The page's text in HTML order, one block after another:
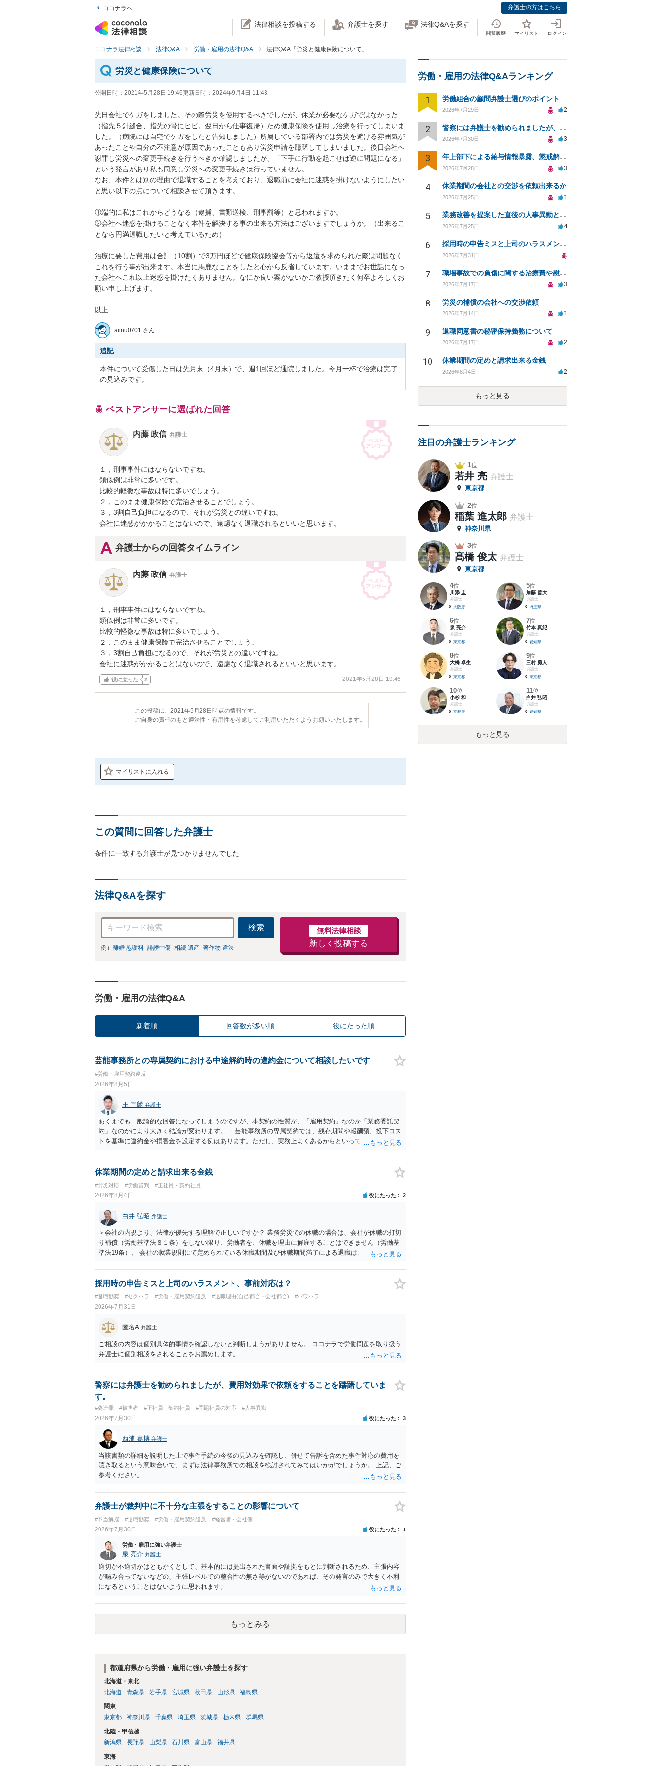
ココナラへ 弁護士の方はこちら
法律相談を投稿する 弁護士を探す 法律Q&Aを探す
閲覧履歴 マイリスト ログイン
ココナラ法律相談 法律Q&A 労働・雇用の法律Q&A 法律Q&A「労災と健康保険について」
労災と健康保険について
公開日時： 2021年5月28日 19:46更新日時： 2024年9月4日 11:43
先日会社でケガをしました。その際労災を使用するべきでしたが、休業が必要なケガではなかった
（指先５針縫合、指先の骨にヒビ。翌日から仕事復帰）ため健康保険を使用し治療を行ってしまいま
した。（病院には自宅でケガをしたと告知しました）所属している部署内では労災を避ける雰囲気が
あったことや自分の不注意が原因であったこともあり労災申請を躊躇してしまいました。後日会社へ
謝罪し労災への変更手続きを行うべきか確認しましたが、「下手に行動を起こせば逆に問題になる」
という発言があり私も同意し労災への変更手続きは行っていません。
なお、本件とは別の理由で退職することを考えており、退職前に会社に迷惑を掛けないようにしたい
と思い以下の点について相談させて頂きます。
①端的に私はこれからどうなる（逮捕、書類送検、刑事罰等）と思われますか。
②会社へ迷惑を掛けることなく本件を解決する事の出来る方法はございますでしょうか。（出来るこ
となら円満退職したいと考えているため）
治療に要した費用は合計（10割）で3万円ほどで健康保険協会等から返還を求められた際は問題なく
これを行う事が出来ます。本当に馬鹿なことをしたと心から反省しています。いままでお世話になっ
た会社へこれ以上迷惑を掛けたくありません。なにか良い案がないかご教授頂きたく何卒よろしくお
願い申し上げます。
aiinu0701 さん
追記
本件について受傷した日は先月末（4月末）で、週1回ほど通院しました。今月一杯で治療は完了
の見込みです。
ベストアンサーに選ばれた回答
内藤 政信 弁護士
１，刑事事件にはならないですね。
類似例は非常に多いです。
比較的軽微な事故は特に多いでしょう。
２，このまま健康保険で完治させることでしょう。
３，3割自己負担になるので、それが労災との違いですね。
会社に迷惑がかかることはないので、遠慮なく退職されるといいと思います。
弁護士からの回答タイムライン
内藤 政信 弁護士
１，刑事事件にはならないですね。
類似例は非常に多いです。
比較的軽微な事故は特に多いでしょう。
２，このまま健康保険で完治させることでしょう。
３，3割自己負担になるので、それが労災との違いですね。
会社に迷惑がかかることはないので、遠慮なく退職されるといいと思います。
役に立った 2 2021年5月28日 19:46
この投稿は、2021年5月28日時点の情報です。
ご自身の責任のもと適法性・有用性を考慮してご利用いただくようお願いいたします。
マイリストに入れる
この質問に回答した弁護士
条件に一致する弁護士が見つかりませんでした
法律Q&Aを探す
検索
例） 離婚 慰謝料 誹謗中傷 相続 遺産 著作物 違法
無料法律相談
新しく投稿する
労働・雇用の法律Q&A
新着順 回答数が多い順 役にたった順
芸能事務所との専属契約における中途解約時の違約金について相談したいです
#労働・雇用契約違反
2026年8月5日
王 宣麟 弁護士
あくまでも一般論的な回答になってしまうのですが、本契約の性質が、「雇用契約」なのか「業務委託契
約」なのかにより大きく結論が変わります。 ・芸能事務所の専属契約では、残存期間や報酬額、投下コス
トを基準に違約金や損害金を設定する例はあります。ただし、実務上よくあるからといって当然に適法と
になるわけではありません。契約が労働契約に近い実態なら労基法16条で無効となる余地があり、そうで
なくても、金額が事務所の損害と比べて過大なら無効や減額が争点になります。 ・契約前の修正交渉は一
ではなく「合理的な実費・未回収費用のみ」に限定する、などが典型です。 ・弁護士に契約前に契約書の
内容をレビューしてもらう価値は十分にあると思われます。 争点は、契約類型が雇用か業務委託か、実態
として労働者性があるか、解除事由が双方にどう定められているか、違約金の算定根拠が合理的か、とい
う複数論点に分かれます。契約前なら、交渉のパワーバランスの問題もありますが、修正余地があるう
え、後から争うよりコストを抑えやすいので、資料等を持参の上弁護士に確認されることをお勧めしま
す。 ・事務所側の解除でも、解除理由によってはタレント側に損害賠償が発生する建付けになっているこ
とはあります。ただし、事務所側が一方的に解除したのにタレントへ違約金を課す設計は、合理性や対価
性を欠くとして争いやすいです。逆に、タレント側の重大な契約違反がある場合は、実損害の範囲で請求
される可能性はあります。
休業期間の定めと請求出来る金銭
#労災対応 #労働審判 #正社員・契約社員
2026年8月4日 役にたった 2
白井 弘昭 弁護士
＞会社の内規より、法律が優先する理解で正しいですか？ 業務労災での休職の場合は、会社が休職の打切
り補償（労働基準法８１条）をしない限り、労働者を、休職を理由に解雇することはできません（労働基
準法19条）。 会社の就業規則にて定められている休職期間及び休職期間満了による退職は、業務労災への
たります。 ＞労災の休業補償と、所得補償保険の保険金とは別に、受け取れる金銭はありますでしょう
か？ 業務労災の場合は、会社の安全配慮義務違反が認められると解されますので、会社の損害賠償責任
と思われます。 また、業務労災での第三者行為傷害（同僚の不注意等による事故）の場合は、当該第三者
の賠償責任も考えられます。 労災で支払われた分は、損害額から控除（損益相殺）されますが、それを超
えた部分は、会社もしくは、第三者から支払ってもらうことになります。 会社等との交渉が必要になると
思います（良い会社でしたら、自ら話してくると思いますが・・・）。極めて専門的な話ですので、詳細
もしくは対応を最寄りの弁護士にご相談ください。 以上、ご参考まで。
採用時の申告ミスと上司のハラスメント、事前対応は？
#退職勧奨 #セクハラ #労働・雇用契約違反 #退職理由(自己都合・会社都合) #パワハラ
2026年7月31日
匿名A 弁護士
ご相談の内容は個別具体的事情を確認しないと判断しようがありません。 ココナラで労働問題を取り扱う
弁護士に個別相談をされることをお薦めします。
警察には弁護士を勧められましたが、費用対効果で依頼をすることを躊躇していま
す。
#偽造罪 #被害者 #正社員・契約社員 #問題社員の対応 #人事異動
2026年7月30日 役にたった 3
西浦 嘉博 弁護士
当該書類の詳細を説明した上で事件手続の今後の見込みを確認し、併せて告訴を含めた事件対応の費用を
聴き取るという意味合いで、まずは法律事務所での相談を検討されてみてはいかがでしょうか。 上記、ご
参考ください。
弁護士が裁判中に不十分な主張をすることの影響について
#不当解雇 #退職勧奨 #労働・雇用契約違反 #経営者・会社側
2026年7月30日 役にたった 1
労働・雇用に強い弁護士
泉 亮介 弁護士
適切か不適切かはともかくとして、基本的には提出された書面や証拠をもとに判断されるため、主張内容
が噛み合ってないなどの、主張レベルでの整合性の無さ等がないのであれば、その発言のみで大きく不利
になるということはないように思われます。
もっとみる
都道府県から労働・雇用に強い弁護士を探す
北海道・東北
北海道
青森県 岩手県 宮城県 秋田県 山形県 福島県
関東
東京都
神奈川県 千葉県 埼玉県 茨城県 栃木県 群馬県
北陸・甲信越
新潟県
長野県 山梨県 石川県 富山県 福井県
東海
労働・雇用の法律Q&Aランキング
1 労働組合の顧問弁護士選びのポイント
2026年7月29日 2
2 警察には弁護士を勧められましたが、費用対効果で依頼をすることを躊躇しています。
2026年7月30日 3
3 年上部下による給与情報暴露、懲戒解雇は可能ですか？
2026年7月28日 3
4 休業期間の会社との交渉を依頼出来るか
2026年7月25日 1
5 業務改善を提案した直後の人事異動と適応障害について、法的に問題があるか相談したいです。
2026年7月25日 4
6 採用時の申告ミスと上司のハラスメント、事前対応は？
2026年7月31日
7 職場事故での負傷に関する治療費や慰謝料の相談について
2026年7月17日 3
8 労災の補償の会社への交渉依頼
2026年7月14日 1
9 退職同意書の秘密保持義務について
2026年7月17日 2
10 休業期間の定めと請求出来る金銭
2026年8月4日 2
もっと見る
注目の弁護士ランキング
1位
若井 亮 弁護士
東京都
2位
稲葉 進太郎 弁護士
神奈川県
3位
髙橋 俊太 弁護士
東京都
4位
川添 圭
弁護士
大阪府
5位
加藤 善大
弁護士
埼玉県
6位
泉 亮介
弁護士
東京都
7位
竹本 真紀
弁護士
愛知県
8位
大橋 卓生
弁護士
東京都
9位
三村 勇人
弁護士
東京都
10位
小杉 和
弁護士
京都府
11位
白井 弘昭
弁護士
愛知県
もっと見る